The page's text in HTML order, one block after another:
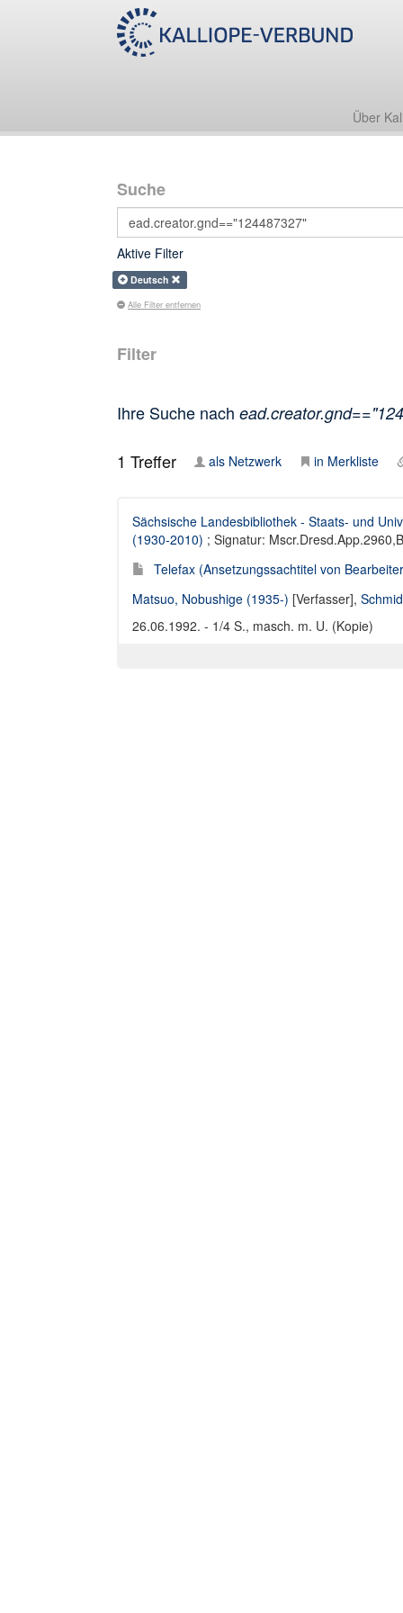
Über
Suche
Aktive Filter
Deutsch
Alle Filter entfernen
Filter
Ihre Suche nach
1 Treffer als Netzwerk in Merkliste
Sächsische Landesbibliothek - Staats- und
(1930-2010) ; Signatur:
Telefax (Ansetzungssachtitel von
Matsuo, Nobushige (1935-) [Verfasser],
26.06.1992. - 1/4 S., masch. m. U. (Kopie)